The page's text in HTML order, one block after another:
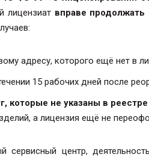
лицензиат вправе
адресу, которого ещё нет в
15 рабочих дней после
которые не указаны в
а лицензия ещё не
сервисный центр,